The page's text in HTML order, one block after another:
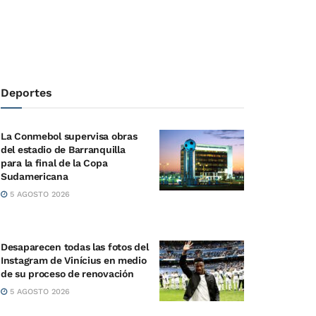
Deportes
La Conmebol supervisa obras
del estadio de Barranquilla
para la final de la Copa
Sudamericana
5 AGOSTO 2026
Desaparecen todas las fotos del
Instagram de Vinícius en medio
de su proceso de renovación
5 AGOSTO 2026